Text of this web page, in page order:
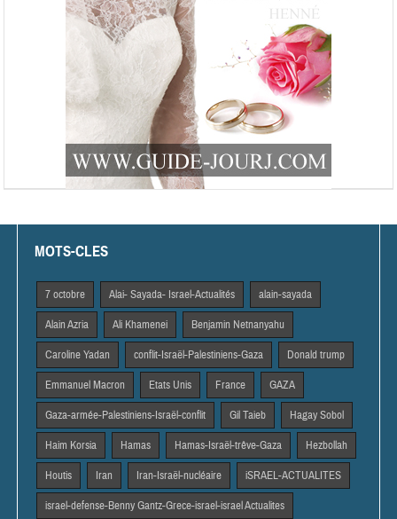
MOTS-CLES
7 octobre Alai- Sayada- Israel-Actualités alain-sayada
Alain Azria Ali Khamenei Benjamin Netnanyahu
Caroline Yadan conflit-Israël-Palestiniens-Gaza Donald trump
Emmanuel Macron Etats Unis France GAZA
Gaza-armée-Palestiniens-Israël-conflit Gil Taieb Hagay Sobol
Haim Korsia Hamas Hamas-Israël-trêve-Gaza Hezbollah
Houtis Iran Iran-Israël-nucléaire iSRAEL-ACTUALITES
israel-defense-Benny Gantz-Grece-israel-israel Actualites